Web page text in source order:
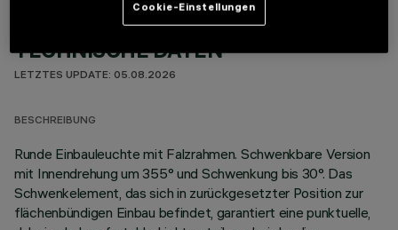
TECHNISCHE DATEN
LETZTES UPDATE: 05.08.2026
BESCHREIBUNG
Runde Einbauleuchte mit Falzrahmen. Schwenkbare Version
mit Innendrehung um 355° und Schwenkung bis 30°. Das
Schwenkelement, das sich in zurückgesetzter Position zur
flächenbündigen Einbau befindet, garantiert eine punktuelle,
Cookie-Einstellungen